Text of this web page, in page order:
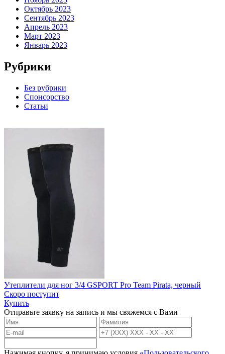
Октябрь 2023
Сентябрь 2023
Апрель 2023
Март 2023
Январь 2023
Рубрики
Без рубрики
Спонсорство
Статьи
Утеплители для ног 3/4 GSPORT Pro Team Pirata, черный
Скоро поступит
Купить
Отправьте заявку на запись и мы свяжемся с Вами